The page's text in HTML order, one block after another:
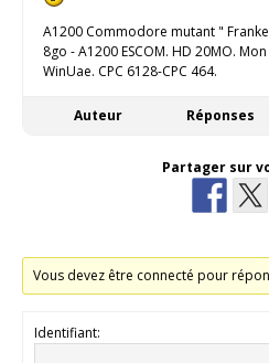
A1200 Commodore mutant "
8go - A1200 ESCOM. HD 20MO.
WinUae. CPC 6128-CPC 464.
Auteur Réponses
Partager sur
Vous devez être connecté pour
Identifiant: